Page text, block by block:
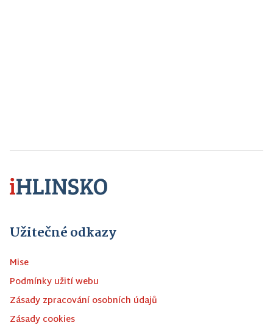
Užitečné odkazy
Mise
Podmínky užití webu
Zásady zpracování osobních údajů
Zásady cookies